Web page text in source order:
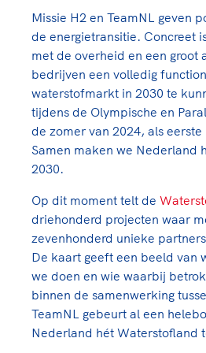
Sportonderzoek
Sportakkoord II
Game Changer
TeamNL kids
Olympische geschiedenis
Nieuwspagina
Columns
Sport gaat niet
Veilige en integere sport
Diversiteit en inclusie
Gezonde sportomgeving
Duurzaamheid
Bekwaam sportkader
Vitale clubs en bestuurlijk
Clubacties
Handboek Wet- en Regelgeving
Opleidingen en trainingen
High5 Stappenplan
Ruimte voor sport
TeamNL Academie Kalender
Kennisaanbod TeamNL Experts
TeamNL Sport Science Centre
Olympische Spelen LA28
Paralympische Spelen LA28
Topsportbeleid
Topsportfinanciering
Maatschappelijke waarde
Top teamsportcompetities
Missie H2 en TeamNL geven
de energietransitie. Concreet
met de overheid en een groot
bedrijven een volledig
waterstofmarkt in 2030 te
tijdens de Olympische en
de zomer van 2024, als
Samen maken we Nederland
2030.
Op dit moment telt de
driehonderd projecten waar
zevenhonderd unieke
De kaart geeft een beeld van
we doen en wie waarbij
binnen de samenwerking
TeamNL gebeurt al een
Nederland hét Waterstofland